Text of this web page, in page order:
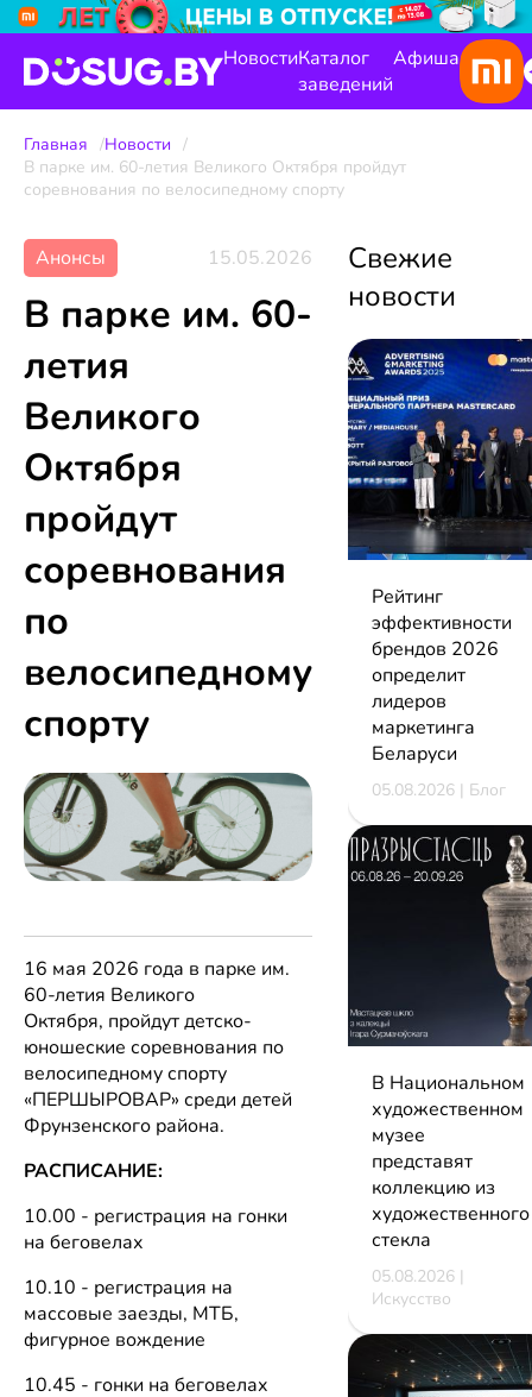
НовостиКаталог
заведений
Афиша
Главная
Новости
В парке им. 60-летия Великого Октября пройдут
соревнования по велосипедному спорту
Анонсы 15.05.2026
В парке им. 60-
летия
Великого
Октября
пройдут
соревнования
по
велосипедному
спорту
16 мая 2026 года в парке им.
60-летия Великого
Октября, пройдутдетско-
юношеские соревнования по
велосипедному спорту
«ПЕРШЫРОВАР» среди детей
Фрунзенского района.
РАСПИСАНИЕ:
10.00 - регистрация на гонки
на беговелах
10.10 - регистрация на
массовые заезды, МТБ,
фигурное вождение
10.45 - гонки на беговелах
Свежие
новости
Рейтинг
эффективности
брендов 2026
определит
лидеров
маркетинга
Беларуси
05.08.2026 | Блог
В Национальном
художественном
музее
представят
коллекцию из
художественного
стекла
05.08.2026 |
Искусство